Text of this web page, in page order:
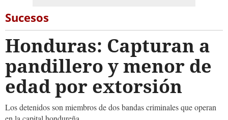
Sucesos
Honduras: Capturan a
pandillero y menor de
edad por extorsión
Los detenidos son miembros de dos bandas criminales que operan